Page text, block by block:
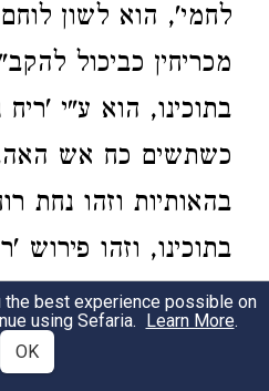
לחמי', הוא לשון
מכריחין כביכול
בתוכינו, הוא ע"י
כשתשים כח אש
בהאותיות וזהו נחת
בתוכינו, וזהו פירוש
לשון הורדה,
אלינו מחמת התענוג:
best experience possible on
using Sefaria. Learn More.
OK